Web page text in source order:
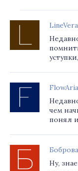
LineVera
FlowAria
чем
понял
Ну,